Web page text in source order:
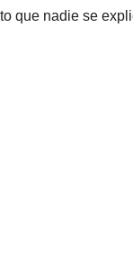
que nadie se